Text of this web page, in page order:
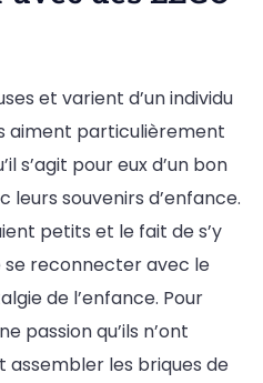
et varient d’un individu
aiment particulièrement
s’agit pour eux d’un bon
souvenirs d’enfance.
petits et le fait de s’y
reconnecter avec le
de l’enfance. Pour
passion qu’ils n’ont
assembler les briques de